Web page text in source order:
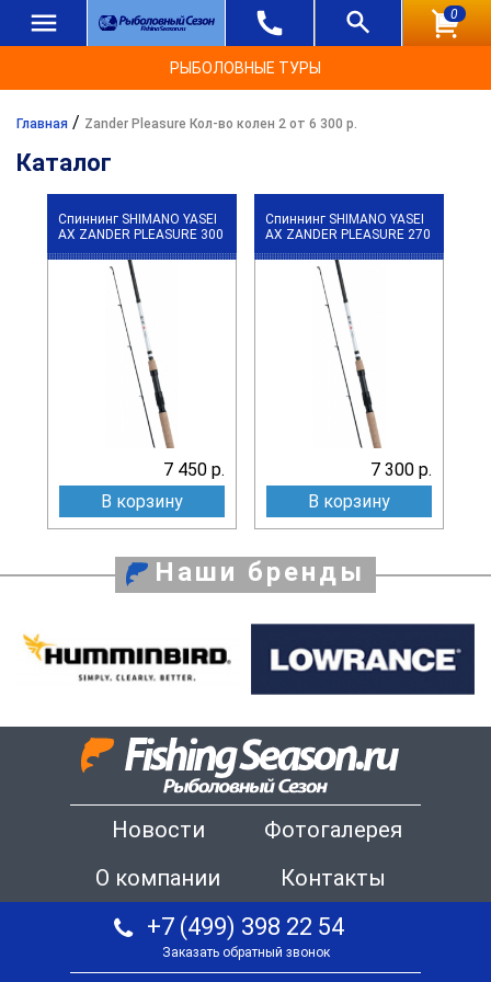
0
РЫБОЛОВНЫЕ ТУРЫ
Главная / Zander Pleasure Кол-во колен 2 от 6 300 р.
Каталог
Спиннинг SHIMANO YASEI
АХ ZANDER PLEASURE 300
7 450 р.
В корзину
Спиннинг SHIMANO YASEI
АХ ZANDER PLEASURE 270
7 300 р.
В корзину
Наши бренды
Новости
Фотогалерея
О компании
Контакты
+7 (499) 398 22 54
Заказать обратный звонок